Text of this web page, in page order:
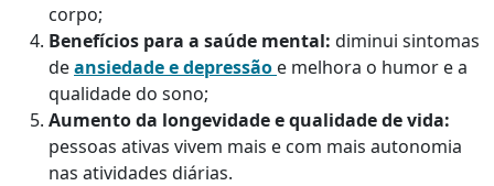
corpo;
Benefícios para a saúde mental: diminui sintomas
deansiedade e depressão e melhora o humor e a
qualidade do sono;
Aumento da longevidade e qualidade de vida:
pessoas ativas vivem mais e com mais autonomia
nas atividades diárias.